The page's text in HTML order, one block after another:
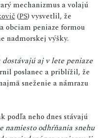
mechanizmus a volajú
(PS) vysvetlil, že
obciam peniaze formou
nadmorskej výšky.
dostávajú aj v lete peniaze
poslanec a priblížil, že
sneženie a námrazu
podľa neho dnes stávajú
namiesto odhŕňania snehu